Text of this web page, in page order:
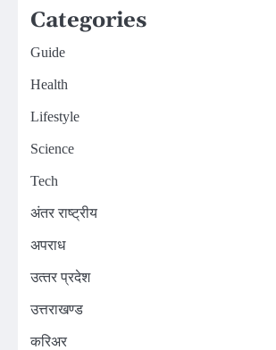
Categories
Guide
Health
Lifestyle
Science
Tech
अंतर राष्ट्रीय
अपराध
उत्‍तर प्रदेश
उत्तराखण्ड
करिअर